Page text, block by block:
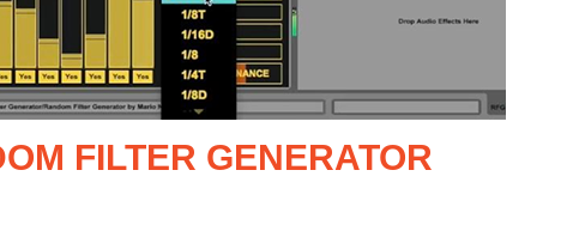
FILTER GENERATOR